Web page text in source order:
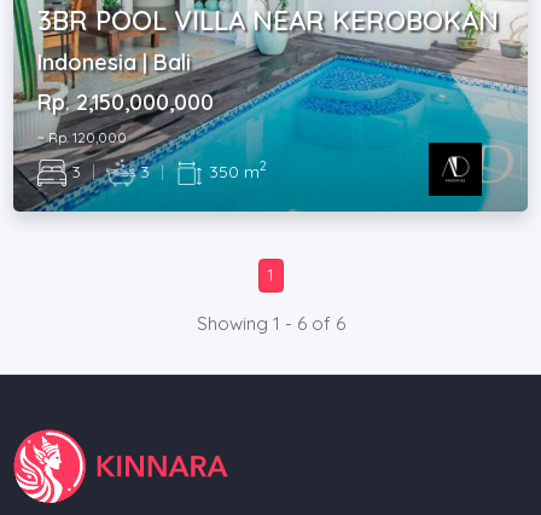
3BR POOL VILLA NEAR KEROBOKAN
Indonesia | Bali
Rp. 2,150,000,000
~ Rp. 120,000
3 | 3 | 350 m2
1
Showing 1 - 6 of 6